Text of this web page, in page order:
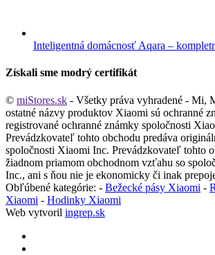
Inteligentná domácnosť Aqara –
Získali sme modrý certifikát
© miStores.sk - Všetky práva vyhradené - Mi,
ostatné názvy produktov Xiaomi sú ochranné
registrované ochranné známky spoločnosti
Prevádzkovateľ tohto obchodu predáva
spoločnosti Xiaomi Inc. Prevádzkovateľ tohto
žiadnom priamom obchodnom vzťahu so
Inc., ani s ňou nie je ekonomicky či inak
Obľúbené kategórie: - Bežecké pásy Xiaomi -
Xiaomi - Hodinky Xiaomi
Web vytvoril ingrep.sk